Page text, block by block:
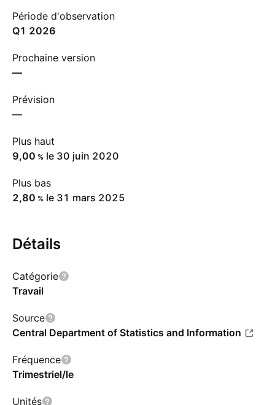
Période d'observation
Q1 2026
Prochaine version
—
Prévision
—
Plus haut
9,00 % le 30 juin 2020
Plus bas
2,80 % le 31 mars 2025
Détails
Catégorie
Travail
Source
Central Department of Statistics and Information
Fréquence
Trimestriel/le
Unités